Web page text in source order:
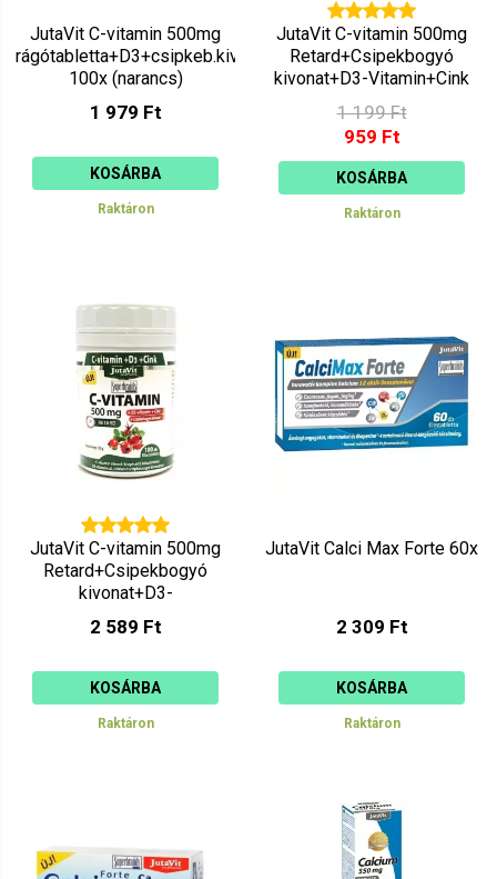
JutaVit C-vitamin 500mg
rágótabletta+D3+csipkeb.kivonat
100x (narancs)
1 979 Ft
KOSÁRBA
Raktáron
JutaVit C-vitamin 500mg
Retard+Csipekbogyó
kivonat+D3-Vitamin+Cink
Kapszula 45db
1 199 Ft
959 Ft
KOSÁRBA
Raktáron
JutaVit C-vitamin 500mg
Retard+Csipekbogyó
kivonat+D3-
Vitamin+CinkKapszula
100db
2 589 Ft
KOSÁRBA
Raktáron
JutaVit Calci Max Forte 60x
2 309 Ft
KOSÁRBA
Raktáron